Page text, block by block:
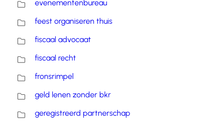
evenementenbureau
feest organiseren thuis
fiscaal advocaat
fiscaal recht
fronsrimpel
geld lenen zonder bkr
geregistreerd partnerschap